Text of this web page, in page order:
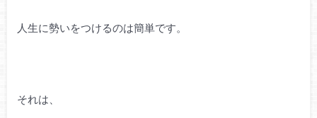
人生に勢いをつけるのは簡単です。
それは、